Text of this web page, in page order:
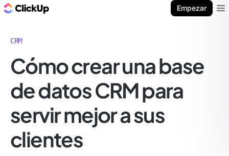
Empezar
CRM
Cómo crear una base
de datos CRM para
servir mejor a sus
clientes